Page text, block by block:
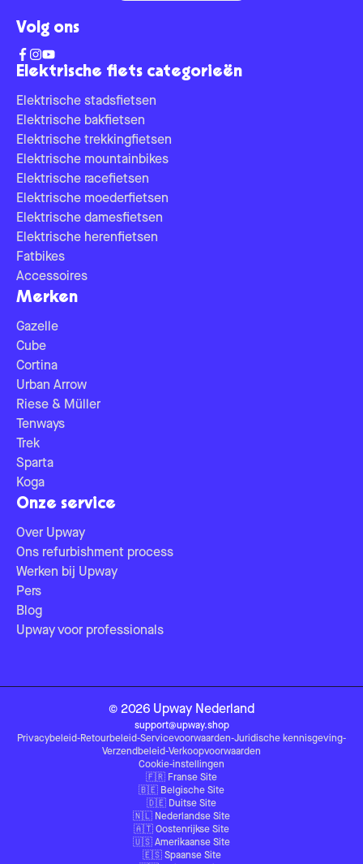
Elektrische fiets categorieën
Elektrische stadsfietsen
Elektrische bakfietsen
Elektrische trekkingfietsen
Elektrische mountainbikes
Elektrische racefietsen
Elektrische moederfietsen
Elektrische damesfietsen
Elektrische herenfietsen
Fatbikes
Accessoires
Merken
Gazelle
Cube
Cortina
Urban Arrow
Riese & Müller
Tenways
Trek
Sparta
Koga
Onze service
Over Upway
Ons refurbishment process
Werken bij Upway
Pers
Blog
Upway voor professionals
Volg ons
© 2026 Upway Nederland
support@upway.shop
Privacybeleid-Retourbeleid-Servicevoorwaarden-Juridische kennisgeving-
Verzendbeleid-Verkoopvoorwaarden
Cookie-instellingen
🇫🇷 Franse Site
🇧🇪 Belgische Site
🇩🇪 Duitse Site
🇳🇱 Nederlandse Site
🇦🇹 Oostenrijkse Site
🇺🇸 Amerikaanse Site
🇪🇸 Spaanse Site